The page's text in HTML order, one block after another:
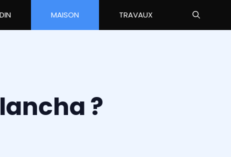
MAISON TRAVAUX
?